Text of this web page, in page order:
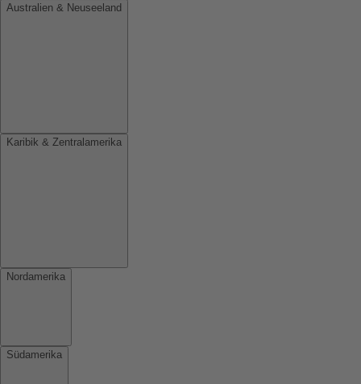
Australien & Neuseeland
Karibik & Zentralamerika
Nordamerika
Südamerika